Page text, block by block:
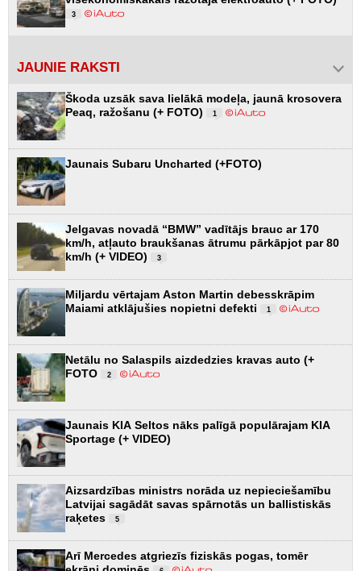
3
JAUNIE RAKSTI
Škoda uzsāk sava lielākā modeļa, jaunā krosovera
Peaq, ražošanu (+ FOTO)
1
Jaunais Subaru Uncharted (+FOTO)
Jelgavas novadā “BMW” vadītājs brauc ar 170
km/h, atļauto braukšanas ātrumu pārkāpjot par 80
km/h (+ VIDEO)
3
Miljardu vērtajam Aston Martin debesskrāpim
Maiami atklājušies nopietni defekti
1
Netālu no Salaspils aizdedzies kravas auto (+
FOTO
2
Jaunais KIA Seltos nāks palīgā populārajam KIA
Sportage (+ VIDEO)
Aizsardzības ministrs norāda uz nepieciešamību
Latvijai sagādāt savas spārnotās un ballistiskās
raķetes
5
Arī Mercedes atgriezīs fiziskās pogas, tomēr